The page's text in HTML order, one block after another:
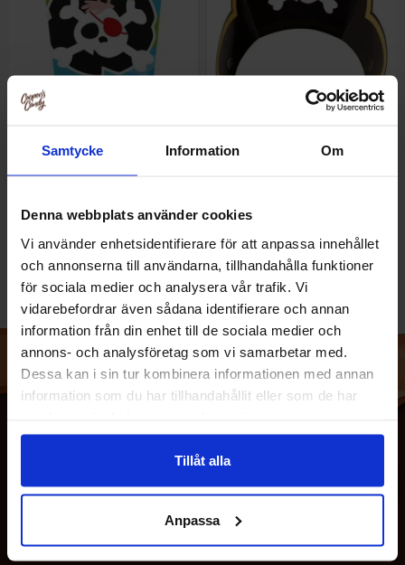
Samtycke Information Om
Denna webbplats använder cookies
Vi använder enhetsidentifierare för att anpassa innehållet
och annonserna till användarna, tillhandahålla funktioner
för sociala medier och analysera vår trafik. Vi
vidarebefordrar även sådana identifierare och annan
information från din enhet till de sociala medier och
annons- och analysföretag som vi samarbetar med.
Dessa kan i sin tur kombinera informationen med annan
information som du har tillhandahållit eller som de har
Tillåt alla
Anpassa
Roger 8-pack
8-pack